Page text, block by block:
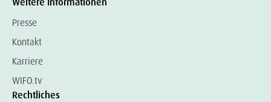
Presse
Kontakt
Karriere
WIFO.tv
Rechtliches